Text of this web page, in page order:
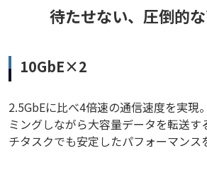
待たせない、圧倒的
10GbE×2
2.5GbEに比べ4倍速の通信速度を実現
ミングしながら大容量データを転送す
チタスクでも安定したパフォーマンス